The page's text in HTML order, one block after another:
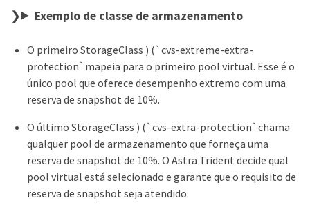
Exemplo de classe de armazenamento
O primeiro StorageClass ) (`cvs-extreme-extra-
protection`mapeia para o primeiro pool virtual. Esse é o
único pool que oferece desempenho extremo com uma
reserva de snapshot de 10%.
O último StorageClass ) (`cvs-extra-protection`chama
qualquer pool de armazenamento que forneça uma
reserva de snapshot de 10%. O Astra Trident decide qual
pool virtual está selecionado e garante que o requisito de
reserva de snapshot seja atendido.